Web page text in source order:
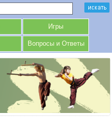
Игры
Вопросы и Ответы